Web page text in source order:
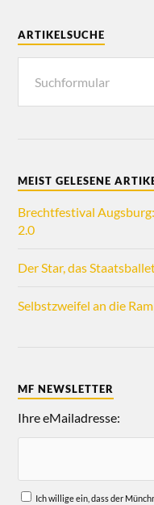
ARTIKELSUCHE
MEIST GELESENE
Brechtfestival
2.0
Der Star, das
Selbstzweifel an die
MF NEWSLETTER
Ihre eMailadresse:
Ich willige ein, dass der